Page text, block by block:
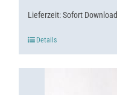
Lieferzeit:Sofort Download
Details